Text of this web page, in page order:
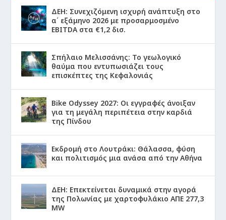
ΔΕΗ: Συνεχιζόμενη ισχυρή ανάπτυξη στο
α΄ εξάμηνο 2026 με προσαρμοσμένο
EBITDA στα €1,2 δισ.
Σπήλαιο Μελισσάνης: Το γεωλογικό
θαύμα που εντυπωσιάζει τους
επισκέπτες της Κεφαλονιάς
Bike Odyssey 2027: Οι εγγραφές άνοιξαν
για τη μεγάλη περιπέτεια στην καρδιά
της Πίνδου
Εκδρομή στο Λουτράκι: Θάλασσα, φύση
και πολιτισμός μια ανάσα από την Αθήνα
ΔΕΗ: Επεκτείνεται δυναμικά στην αγορά
της Πολωνίας με χαρτοφυλάκιο ΑΠΕ 277,3
MW